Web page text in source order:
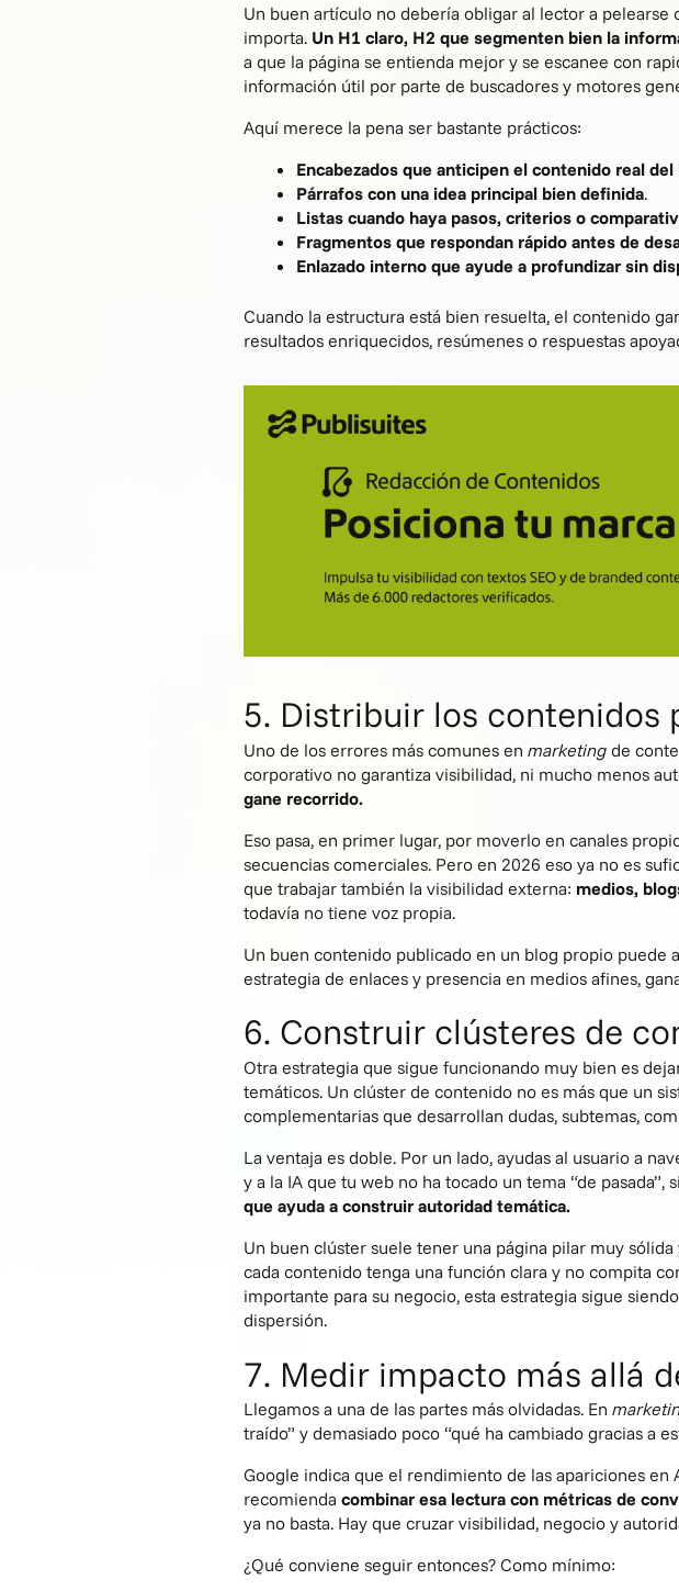
Un buen artículo no debería obligar al lector a pelearse
importa. Un H1 claro, H2 que segmenten bien la
a que la página se entienda mejor y se escanee con
información útil por parte de buscadores y motores
Aquí merece la pena ser bastante prácticos:
Encabezados que anticipen el contenido real del
Párrafos con una idea principal bien definida.
Listas cuando haya pasos, criterios o
Fragmentos que respondan rápido antes de
Enlazado interno que ayude a profundizar sin
Cuando la estructura está bien resuelta, el contenido
resultados enriquecidos, resúmenes o respuestas
5. Distribuir los contenidos
Uno de los errores más comunes en marketing de
corporativo no garantiza visibilidad, ni mucho menos
gane recorrido.
Eso pasa, en primer lugar, por moverlo en canales
secuencias comerciales. Pero en 2026 eso ya no es
que trabajar también la visibilidad externa: medios,
todavía no tiene voz propia.
Un buen contenido publicado en un blog propio puede
estrategia de enlaces y presencia en medios afines,
6. Construir clústeres de
Otra estrategia que sigue funcionando muy bien es
temáticos. Un clúster de contenido no es más que un
complementarias que desarrollan dudas, subtemas,
La ventaja es doble. Por un lado, ayudas al usuario a
y a la IA que tu web no ha tocado un tema “de
que ayuda a construir autoridad temática.
Un buen clúster suele tener una página pilar muy
cada contenido tenga una función clara y no compita
importante para su negocio, esta estrategia sigue
dispersión.
7. Medir impacto más allá
Llegamos a una de las partes más olvidadas. En
traído” y demasiado poco “qué ha cambiado gracias a
Google indica que el rendimiento de las apariciones
recomienda combinar esa lectura con métricas de
ya no basta. Hay que cruzar visibilidad, negocio y
¿Qué conviene seguir entonces? Como mínimo: